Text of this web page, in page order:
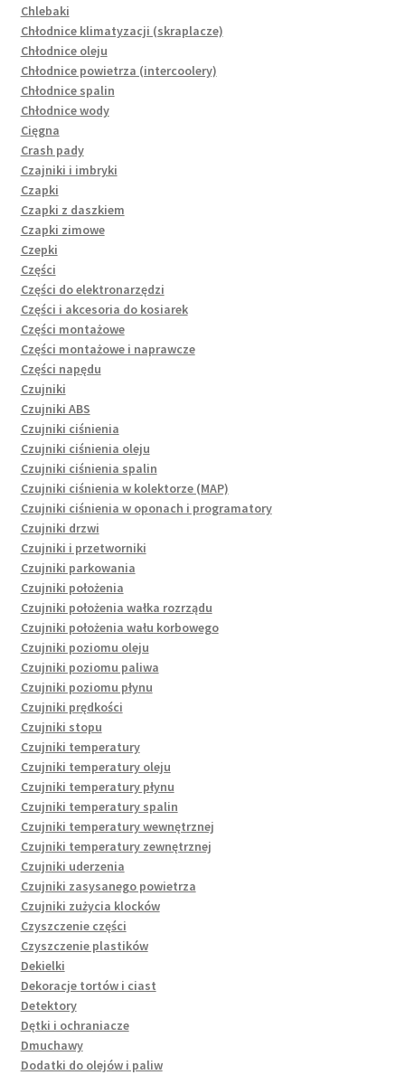
Chlebaki
Chłodnice klimatyzacji (skraplacze)
Chłodnice oleju
Chłodnice powietrza (intercoolery)
Chłodnice spalin
Chłodnice wody
Cięgna
Crash pady
Czajniki i imbryki
Czapki
Czapki z daszkiem
Czapki zimowe
Czepki
Części
Części do elektronarzędzi
Części i akcesoria do kosiarek
Części montażowe
Części montażowe i naprawcze
Części napędu
Czujniki
Czujniki ABS
Czujniki ciśnienia
Czujniki ciśnienia oleju
Czujniki ciśnienia spalin
Czujniki ciśnienia w kolektorze (MAP)
Czujniki ciśnienia w oponach i programatory
Czujniki drzwi
Czujniki i przetworniki
Czujniki parkowania
Czujniki położenia
Czujniki położenia wałka rozrządu
Czujniki położenia wału korbowego
Czujniki poziomu oleju
Czujniki poziomu paliwa
Czujniki poziomu płynu
Czujniki prędkości
Czujniki stopu
Czujniki temperatury
Czujniki temperatury oleju
Czujniki temperatury płynu
Czujniki temperatury spalin
Czujniki temperatury wewnętrznej
Czujniki temperatury zewnętrznej
Czujniki uderzenia
Czujniki zasysanego powietrza
Czujniki zużycia klocków
Czyszczenie części
Czyszczenie plastików
Dekielki
Dekoracje tortów i ciast
Detektory
Dętki i ochraniacze
Dmuchawy
Dodatki do olejów i paliw